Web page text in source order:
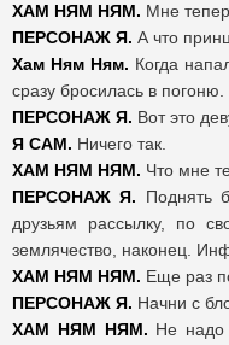
ХАМ НЯМ НЯМ. Мне
ПЕРСОНАЖ Я. А что
Хам Ням Ням. Когда
сразу бросилась в погоню.
ПЕРСОНАЖ Я. Вот это
Я САМ. Ничего так.
ХАМ НЯМ НЯМ. Что мне
ПЕРСОНАЖ Я. Поднять
друзьям рассылку, по
землячество, наконец.
ХАМ НЯМ НЯМ. Еще раз
ПЕРСОНАЖ Я. Начни с
ХАМ НЯМ НЯМ. Не надо